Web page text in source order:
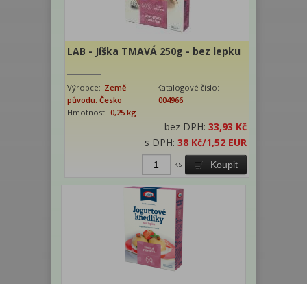
LAB - Jíška TMAVÁ 250g - bez lepku
Výrobce: Země
původu: Česko
Katalogové číslo:
004966
Hmotnost: 0,25 kg
bez DPH:33,93 Kč
s DPH:38 Kč/1,52 EUR
Koupit
ks